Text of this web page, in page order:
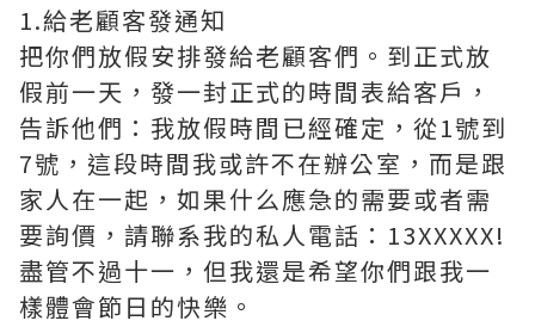
1.給老顧客發通知
把你們放假安排發給老顧客們。到正式放
假前一天，發一封正式的時間表給客戶，
告訴他們：我放假時間已經確定，從1號到
7號，這段時間我或許不在辦公室，而是跟
家人在一起，如果什么應急的需要或者需
要詢價，請聯系我的私人電話：13XXXXX!
盡管不過十一，但我還是希望你們跟我一
樣體會節日的快樂。